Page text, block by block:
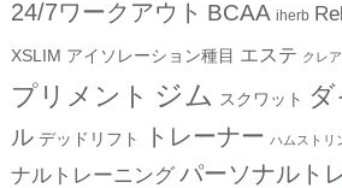
24/7ワークアウト BCAA iherb
XSLIM アイソレーション種目 エステ クレ
プリメント ジム スクワット ダ
ル デッドリフト トレーナー ハムストリ
ナルトレーニング パーソナルト